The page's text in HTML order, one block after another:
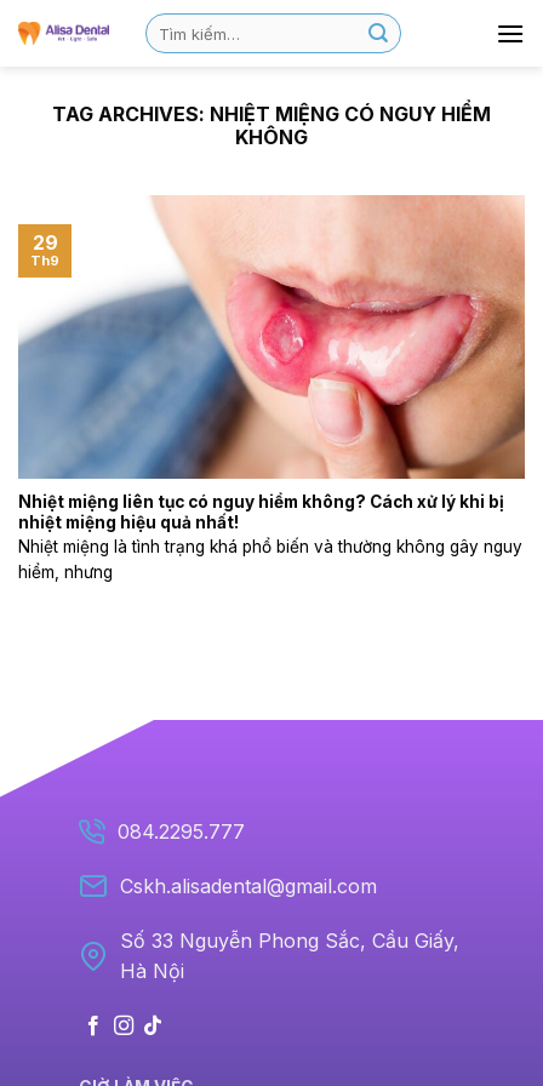
TAG ARCHIVES: NHIỆT MIỆNG CÓ NGUY HIỂM
KHÔNG
Nhiệt miệng liên tục có nguy hiểm không? Cách xử lý khi bị
nhiệt miệng hiệu quả nhất!
Nhiệt miệng là tình trạng khá phổ biến và thường không gây nguy
hiểm, nhưng
29
Th9
084.2295.777
Cskh.alisadental@gmail.com
Số 33 Nguyễn Phong Sắc, Cầu Giấy,
Hà Nội